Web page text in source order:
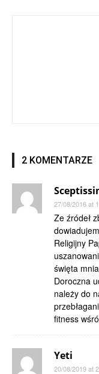
2 KOMENTARZE
27/08/2016 at
Ze źródeł
Religijny
święta
Doroczna
należy do
fitness
Yeti
20/08/2019 at